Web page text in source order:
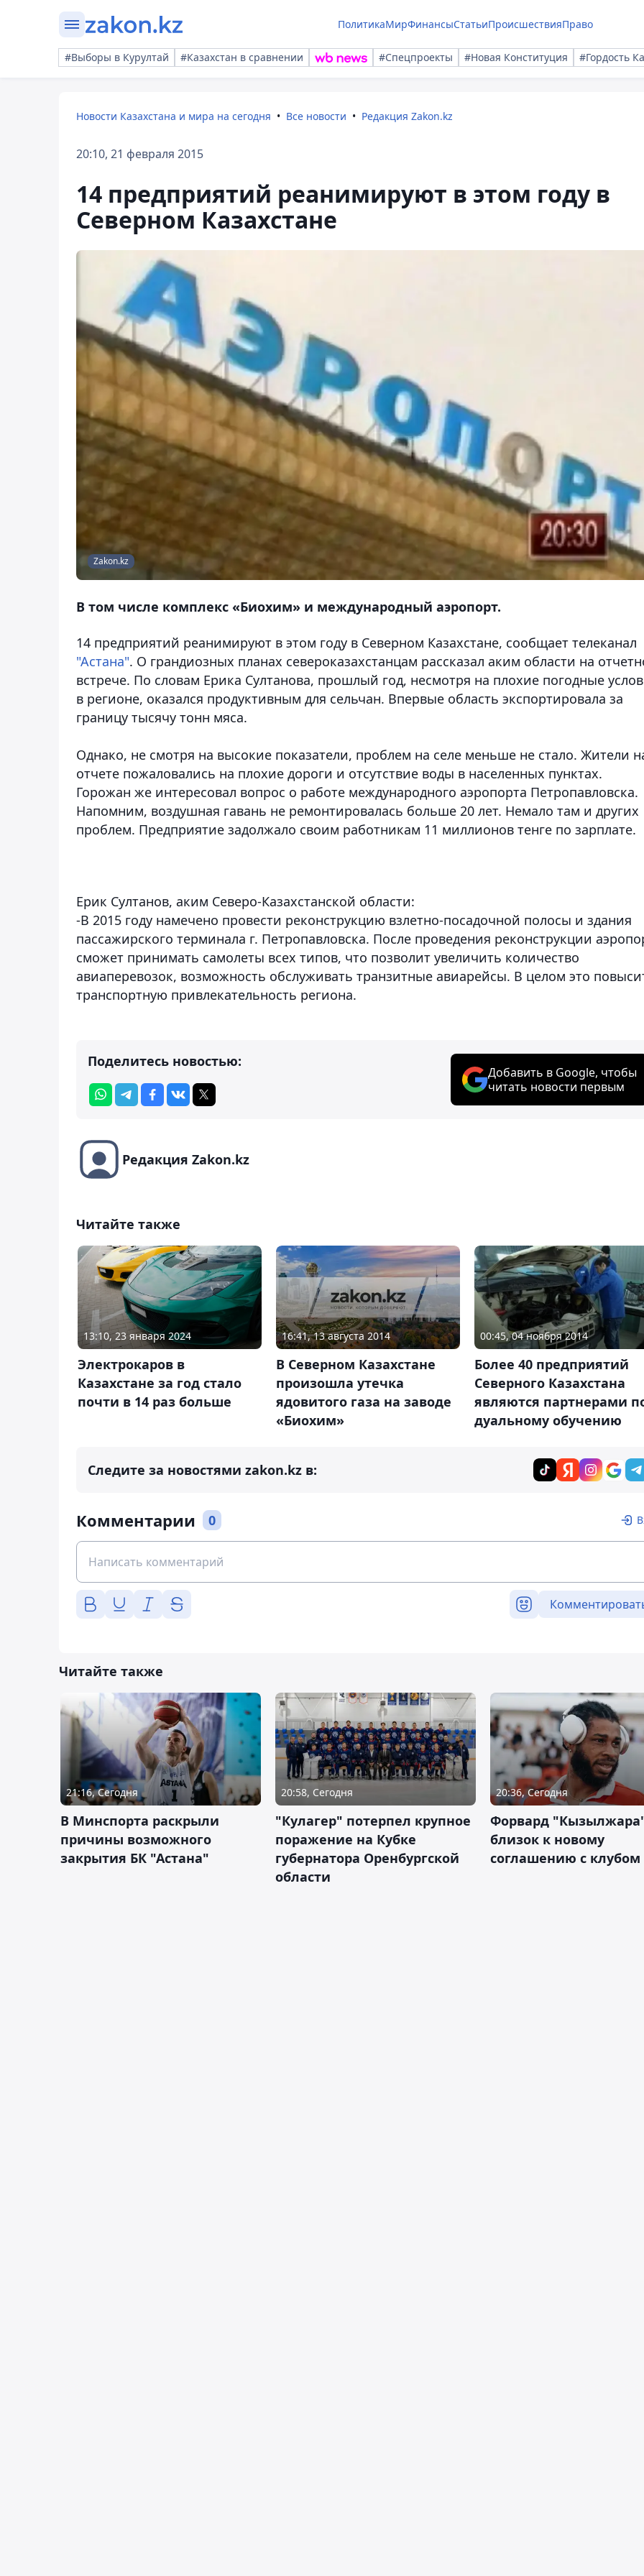
ПолитикаМирФинансыСтатьиПроисшествияПраво
#Выборы в Курултай #Казахстан в сравнении #Спецпроекты #Новая Конституция #Гордость
Новости Казахстана и мира на сегодня Все новости Редакция Zakon.kz
20:10, 21 февраля 2015
14 предприятий реанимируют в этом году в
Северном Казахстане
Zakon.kz
В том числе комплекс «Биохим» и международный аэропорт.
14 предприятий реанимируют в этом году в Северном Казахстане, сообщает телеканал
"Астана". О грандиозных планах североказахстанцам рассказал аким области на
встрече. По словам Ерика Султанова, прошлый год, несмотря на плохие погодные
в регионе, оказался продуктивным для сельчан. Впервые область экспортировала за
границу тысячу тонн мяса.
Однако, не смотря на высокие показатели, проблем на селе меньше не стало. Жители
отчете пожаловались на плохие дороги и отсутствие воды в населенных пунктах.
Горожан же интересовал вопрос о работе международного аэропорта Петропавловска.
Напомним, воздушная гавань не ремонтировалась больше 20 лет. Немало там и других
проблем. Предприятие задолжало своим работникам 11 миллионов тенге по зарплате.
Ерик Султанов, аким Северо-Казахстанской области:
-В 2015 году намечено провести реконструкцию взлетно-посадочной полосы и здания
пассажирского терминала г. Петропавловска. После проведения реконструкции
сможет принимать самолеты всех типов, что позволит увеличить количество
авиаперевозок, возможность обслуживать транзитные авиарейсы. В целом это
транспортную привлекательность региона.
Поделитесь новостью:
Добавить в Google, чтобы
читать новости первым
Редакция Zakon.kz
Читайте также
13:10, 23 января 2024
Электрокаров в
Казахстане за год стало
почти в 14 раз больше
16:41, 13 августа 2014
В Северном Казахстане
произошла утечка
ядовитого газа на заводе
«Биохим»
00:45, 04 ноября 2014
Более 40 предприятий
Северного Казахстана
являются партнерами
дуальному обучению
Следите за новостями zakon.kz в:
Комментарии 0
Читайте также
21:16, Сегодня
В Минспорта раскрыли
причины возможного
закрытия БК "Астана"
20:58, Сегодня
"Кулагер" потерпел крупное
поражение на Кубке
губернатора Оренбургской
области
20:36, Сегодня
Форвард
близок к новому
соглашению с клубом